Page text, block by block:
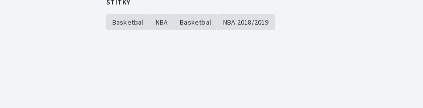
ŠTÍTKY
Basketbal NBA Basketbal NBA 2018/2019